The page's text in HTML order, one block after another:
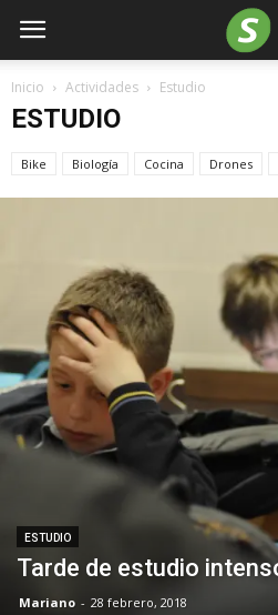
Inicio Actividades Estudio
ESTUDIO
Bike Biología Cocina Drones
ESTUDIO
Tarde de estudio
Mariano - 28 febrero, 2018